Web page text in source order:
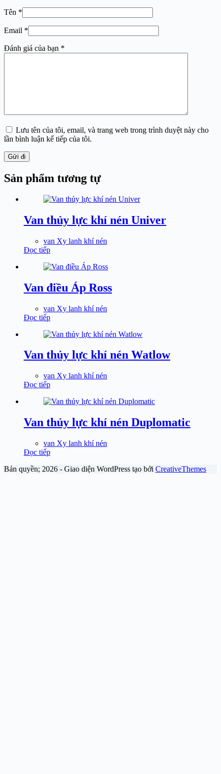
Tên *
Email *
Đánh giá của bạn *
Lưu tên của tôi, email, và trang web trong trình duyệt này cho
lần bình luận kế tiếp của tôi.
Gửi đi
Sản phẩm tương tự
Van thủy lực khí nén Univer
van Xy lanh khí nén
Đọc tiếp
Van điều Áp Ross
van Xy lanh khí nén
Đọc tiếp
Van thủy lực khí nén Watlow
van Xy lanh khí nén
Đọc tiếp
Van thủy lực khí nén Duplomatic
van Xy lanh khí nén
Đọc tiếp
Bản quyền; 2026 - Giao diện WordPress tạo bởi CreativeThemes